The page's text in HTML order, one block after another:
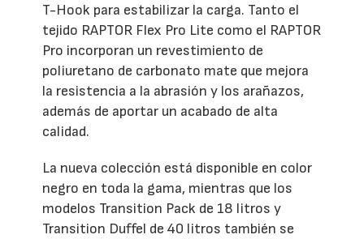
T-Hook para estabilizar la carga. Tanto el
tejido RAPTOR Flex Pro Lite como el RAPTOR
Pro incorporan un revestimiento de
poliuretano de carbonato mate que mejora
la resistencia a la abrasión y los arañazos,
además de aportar un acabado de alta
calidad.
La nueva colección está disponible en color
negro en toda la gama, mientras que los
modelos Transition Pack de 18 litros y
Transition Duffel de 40 litros también se